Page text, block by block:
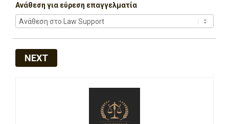
Ανάθεση για εύρεση επαγγελματία
NEXT